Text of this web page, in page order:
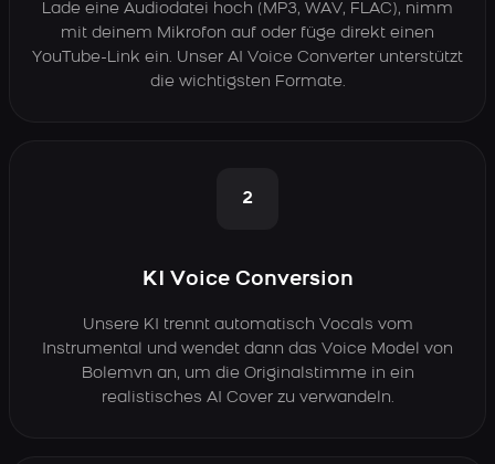
Lade eine Audiodatei hoch (MP3, WAV, FLAC), nimm
mit deinem Mikrofon auf oder füge direkt einen
YouTube-Link ein. Unser AI Voice Converter unterstützt
die wichtigsten Formate.
2
KI Voice Conversion
Unsere KI trennt automatisch Vocals vom
Instrumental und wendet dann das Voice Model von
Bolemvn an, um die Originalstimme in ein
realistisches AI Cover zu verwandeln.